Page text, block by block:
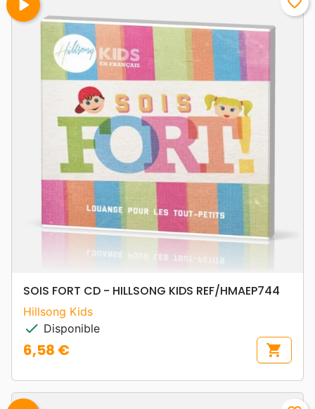
play_arrow
SOIS FORT CD - HILLSONG KIDS REF/HMAEP744
Hillsong Kids
check Disponible
Prix
6,58 € shopping_cart